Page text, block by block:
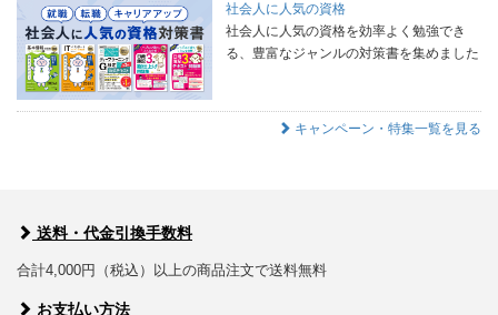
社会人に人気の資格
社会人に人気の資格を効率よく勉強でき
る、豊富なジャンルの対策書を集めました
キャンペーン・特集一覧を見る
送料・代金引換手数料
合計4,000円（税込）以上の商品注文で送料無料
お支払い方法